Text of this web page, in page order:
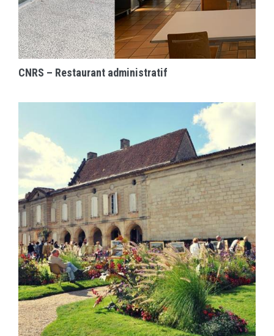
EN SAVOIR PLUS
CNRS – Restaurant administratif
EN SAVOIR PLUS